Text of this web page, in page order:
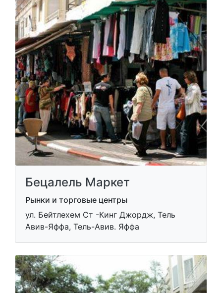
Бецалель Маркет
Рынки и торговые центры
ул. Бейтлехем Ст -Кинг Джордж, Тель
Авив-Яффа, Тель-Авив. Яффа